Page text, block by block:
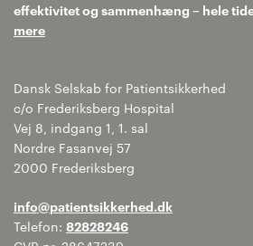
effektivitet og sammenhæng – hele
mere
Dansk Selskab for Patientsikkerhed
c/o Frederiksberg Hospital
Vej 8, indgang 1, 1. sal
Nordre Fasanvej 57
2000 Frederiksberg
info@patientsikkerhed.dk
Telefon: 82828246